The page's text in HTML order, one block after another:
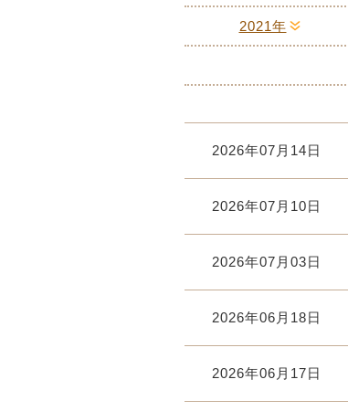
2021年
2026年07月14日
2026年07月10日
2026年07月03日
2026年06月18日
2026年06月17日